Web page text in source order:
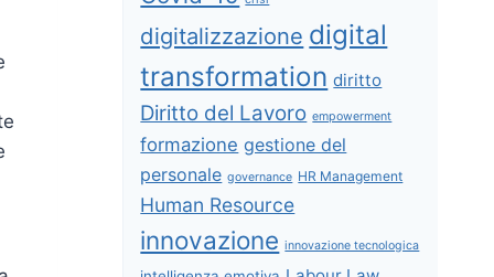
digitalizzazione digital
transformation diritto
Diritto del Lavoro empowerment
formazione gestione del
personale governance HR Management
Human Resource
innovazione innovazione tecnologica